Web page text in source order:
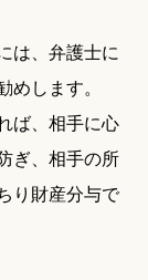
は、弁護士に
します。
ば、相手に心
ぎ、相手の所
り財産分与で